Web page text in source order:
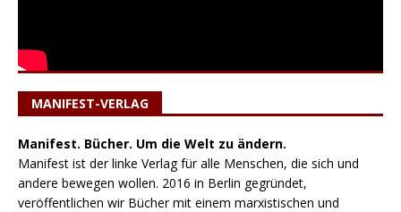
MANIFEST-VERLAG
Manifest. Bücher. Um die Welt zu ändern.
Manifest ist der linke Verlag für alle Menschen, die sich und
andere bewegen wollen. 2016 in Berlin gegründet,
veröffentlichen wir Bücher mit einem marxistischen und